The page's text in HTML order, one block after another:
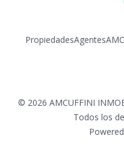
PropiedadesAgentes
© 2026 AMCUFFINI
Todos los